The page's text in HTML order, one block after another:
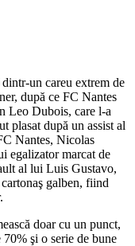
un careu extrem de
după ce FC Nantes
Leo Dubois, care l-a
plasat după un assist al
Nantes, Nicolas
egalizator marcat de
al lui Luis Gustavo,
galben, fiind
doar cu un punct,
şi o serie de bune